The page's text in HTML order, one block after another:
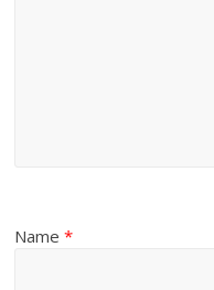
Name*